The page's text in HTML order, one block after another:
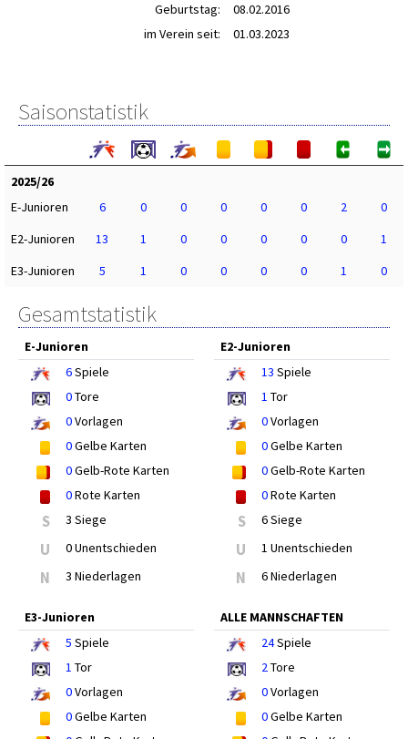
Geburtstag:
08.02.2016
im Verein seit:
01.03.2023
Saisonstatistik
2025/26
E-Junioren
6 0 0 0 0 0 2
0
E2-Junioren
13 1 0 0 0 0 0
1
E3-Junioren
5 1 0 0 0 0 1 0
Gesamtstatistik
E-Junioren
6Spiele
0Tore
0Vorlagen
0Gelbe Karten
0Gelb-Rote Karten
0Rote Karten
S 3 Siege
U 0 Unentschieden
N 3 Niederlagen
E2-Junioren
13 Spiele
1 Tor
0Vorlagen
0Gelbe Karten
0Gelb-Rote Karten
0Rote Karten
S 6 Siege
U 1 Unentschieden
N 6 Niederlagen
E3-Junioren
5 Spiele
1 Tor
0Vorlagen
0Gelbe Karten
ALLE MANNSCHAFTEN
24Spiele
2Tore
0Vorlagen
0Gelbe Karten